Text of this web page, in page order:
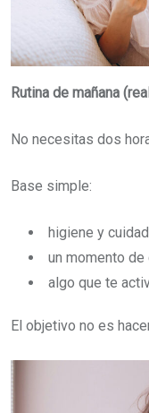
Rutina de mañana
No necesitas dos
Base simple:
higiene y
un momento de
algo que te
El objetivo no es